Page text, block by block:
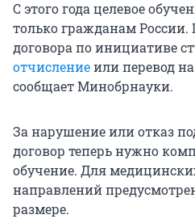
С этого года целевое
только гражданам
договора по инициативе
отчислениеили перевод
сообщает Минобрнауки.
За нарушение или отказ
договор теперь нужно
обучение. Для
направлений
размере.